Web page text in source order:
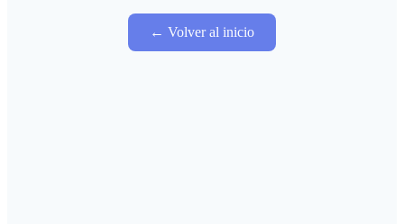
← Volver al inicio